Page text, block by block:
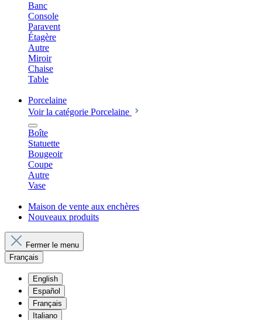
Banc
Console
Paravent
Étagère
Autre
Miroir
Chaise
Table
Porcelaine
Voir la catégorie Porcelaine
Boîte
Statuette
Bougeoir
Coupe
Autre
Vase
Maison de vente aux enchères
Nouveaux produits
Fermer le menu
Français
English
Español
Français
Italiano